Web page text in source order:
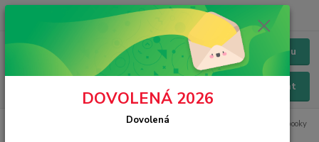
Menu
Hledat
Chat / Online podpora - 24/7
Pro hráče Herní notebooky
DOVOLENÁ 2026
Dovolená